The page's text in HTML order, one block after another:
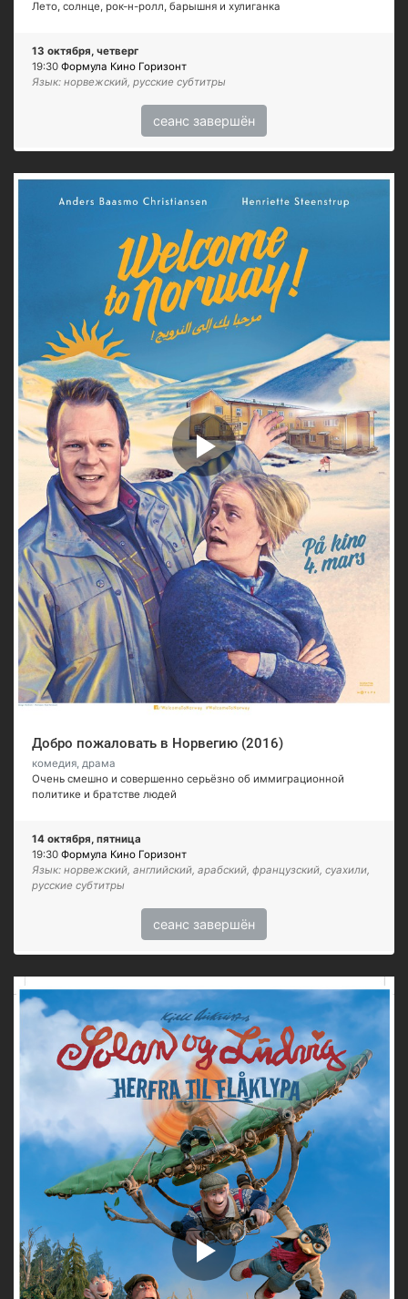
Лето, солнце, рок-н-ролл, барышня и хулиганка
13 октября, четверг
19:30 Формула Кино Горизонт
Язык: норвежский, русские субтитры
сеанс завершён
Добро пожаловать в Норвегию (2016)
комедия, драма
Очень смешно и совершенно серьёзно об иммиграционной
политике и братстве людей
14 октября, пятница
19:30 Формула Кино Горизонт
Язык: норвежский, английский, арабский, французский, суахили,
русские субтитры
сеанс завершён